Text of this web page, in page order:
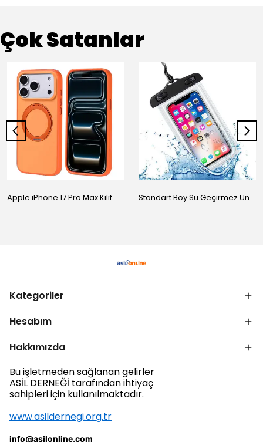
Çok Satanlar
Apple iPhone 17 Pro Max Kılıf M-Safe Şarj Özellikli Standlı Zore Proton Silikon Kapak Standart Boy Su Geçirmez Üniversal Kılıf
Kategoriler
Hesabım
Hakkımızda
Bu işletmeden sağlanan gelirler
ASİL DERNEĞİ tarafından ihtiyaç
sahipleri için kullanılmaktadır.
www.asildernegi.org.tr
info@asilonline.com